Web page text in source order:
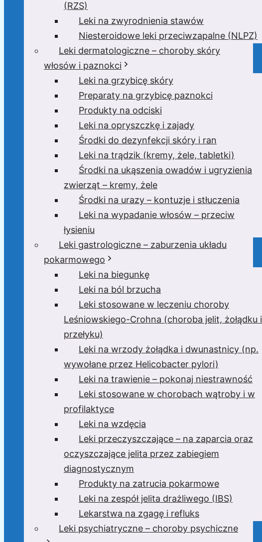
(RZS)
Leki na zwyrodnienia stawów
Niesteroidowe leki przeciwzapalne (NLPZ)
Leki dermatologiczne – choroby skóry
włosów i paznokci
Leki na grzybicę skóry
Preparaty na grzybicę paznokci
Produkty na odciski
Leki na opryszczkę i zajady
Środki do dezynfekcji skóry i ran
Leki na trądzik (kremy, żele, tabletki)
Środki na ukąszenia owadów i ugryzienia
zwierząt – kremy, żele
Środki na urazy – kontuzje i stłuczenia
Leki na wypadanie włosów – przeciw
łysieniu
Leki gastrologiczne – zaburzenia układu
pokarmowego
Leki na biegunkę
Leki na ból brzucha
Leki stosowane w leczeniu choroby
Leśniowskiego-Crohna (choroba jelit, żołądku i
przełyku)
Leki na wrzody żołądka i dwunastnicy (np.
wywołane przez Helicobacter pylori)
Leki na trawienie – pokonaj niestrawność
Leki stosowane w chorobach wątroby i w
profilaktyce
Leki na wzdęcia
Leki przeczyszczające – na zaparcia oraz
oczyszczające jelita przez zabiegiem
diagnostycznym
Produkty na zatrucia pokarmowe
Leki na zespół jelita drażliwego (IBS)
Lekarstwa na zgagę i refluks
Leki psychiatryczne – choroby psychiczne